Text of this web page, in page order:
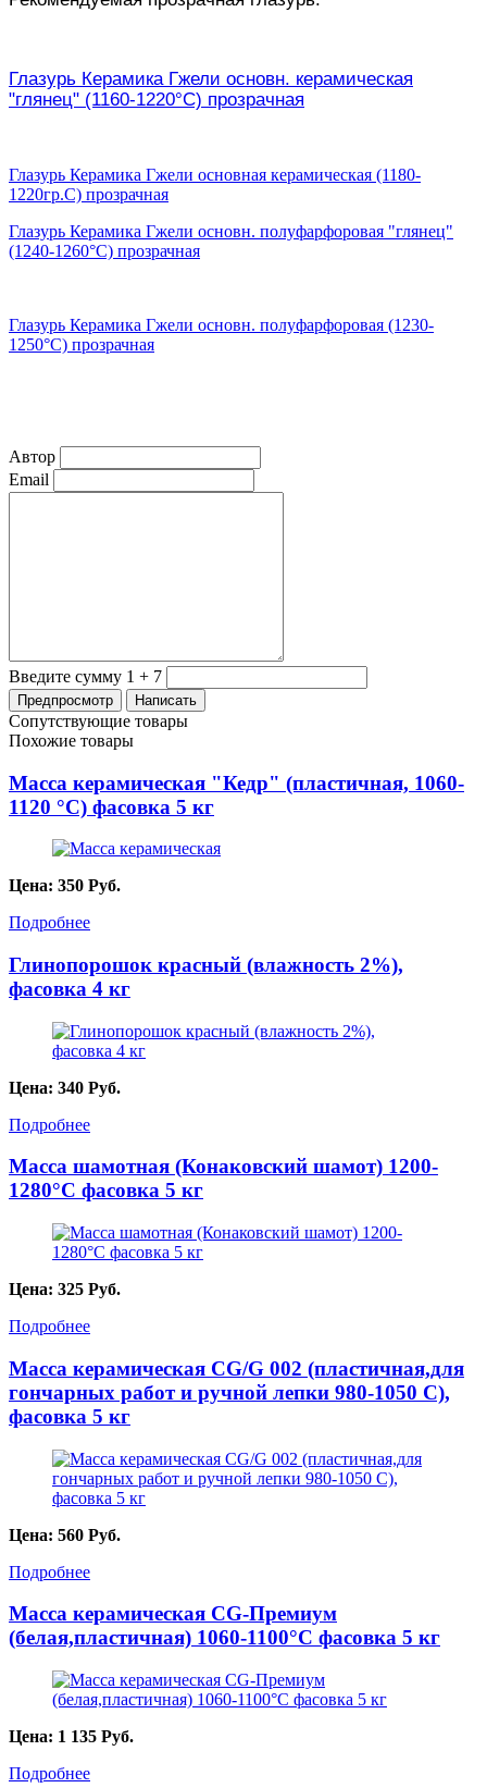
Глазурь Керамика Гжели основн. керамическая
"глянец" (1160-1220°С) прозрачная
Глазурь Керамика Гжели основная керамическая (1180-
1220гр.С) прозрачная
Глазурь Керамика Гжели основн. полуфарфоровая "глянец"
(1240-1260°С) прозрачная
Глазурь Керамика Гжели основн. полуфарфоровая (1230-
1250°С) прозрачная
Автор
Email
Введите сумму 1 + 7
Сопутствующие товары
Похожие товары
Масса керамическая "Кедр" (пластичная, 1060-
1120 °C) фасовка 5 кг
Цена: 350 Руб.
Подробнее
Глинопорошок красный (влажность 2%),
фасовка 4 кг
Цена: 340 Руб.
Подробнее
Масса шамотная (Конаковский шамот) 1200-
1280°С фасовка 5 кг
Цена: 325 Руб.
Подробнее
Масса керамическая CG/G 002 (пластичная,для
гончарных работ и ручной лепки 980-1050 С),
фасовка 5 кг
Цена: 560 Руб.
Подробнее
Масса керамическая CG-Премиум
(белая,пластичная) 1060-1100°С фасовка 5 кг
Цена: 1 135 Руб.
Подробнее